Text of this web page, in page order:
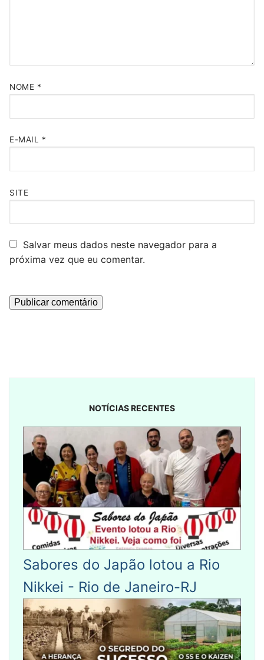
NOME *
E-MAIL *
SITE
Salvar meus dados neste navegador para a
próxima vez que eu comentar.
NOTÍCIAS RECENTES
Sabores do Japão lotou a Rio
Nikkei - Rio de Janeiro-RJ